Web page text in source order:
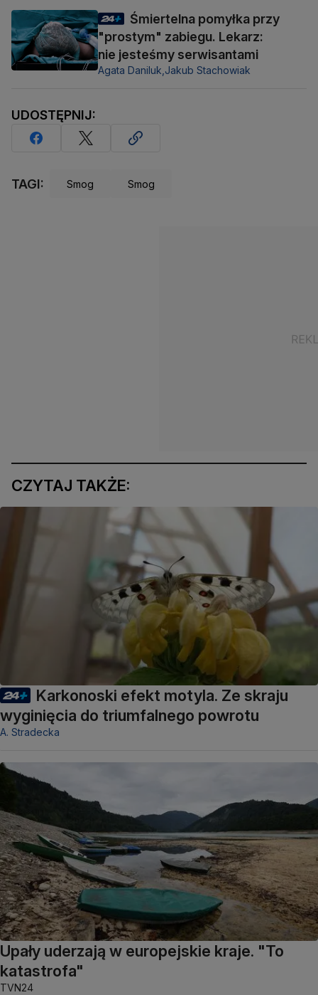
Śmiertelna pomyłka przy
"prostym" zabiegu. Lekarz:
nie jesteśmy serwisantami
Agata Daniluk, Jakub Stachowiak
UDOSTĘPNIJ:
TAGI: Smog Smog
CZYTAJ TAKŻE:
Karkonoski efekt motyla. Ze skraju
wyginięcia do triumfalnego powrotu
A. Stradecka
Upały uderzają w europejskie kraje. "To
katastrofa"
TVN24